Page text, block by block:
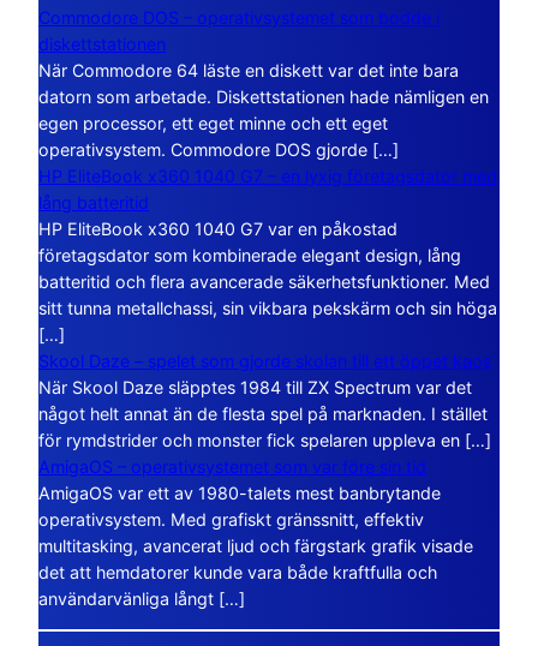
Commodore DOS – operativsystemet som bodde i
diskettstationen
När Commodore 64 läste en diskett var det inte bara
datorn som arbetade. Diskettstationen hade nämligen en
egen processor, ett eget minne och ett eget
operativsystem. Commodore DOS gjorde […]
HP EliteBook x360 1040 G7 – en lyxig företagsdator med
lång batteritid
HP EliteBook x360 1040 G7 var en påkostad
företagsdator som kombinerade elegant design, lång
batteritid och flera avancerade säkerhetsfunktioner. Med
sitt tunna metallchassi, sin vikbara pekskärm och sin höga
[…]
Skool Daze – spelet som gjorde skolan till ett öppet kaos
När Skool Daze släpptes 1984 till ZX Spectrum var det
något helt annat än de flesta spel på marknaden. I stället
för rymdstrider och monster fick spelaren uppleva en […]
AmigaOS – operativsystemet som var före sin tid
AmigaOS var ett av 1980-talets mest banbrytande
operativsystem. Med grafiskt gränssnitt, effektiv
multitasking, avancerat ljud och färgstark grafik visade
det att hemdatorer kunde vara både kraftfulla och
användarvänliga långt […]